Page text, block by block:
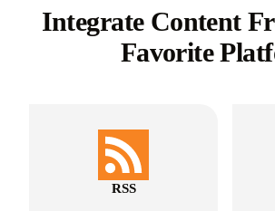
Integrate Content
Favorite
RSS